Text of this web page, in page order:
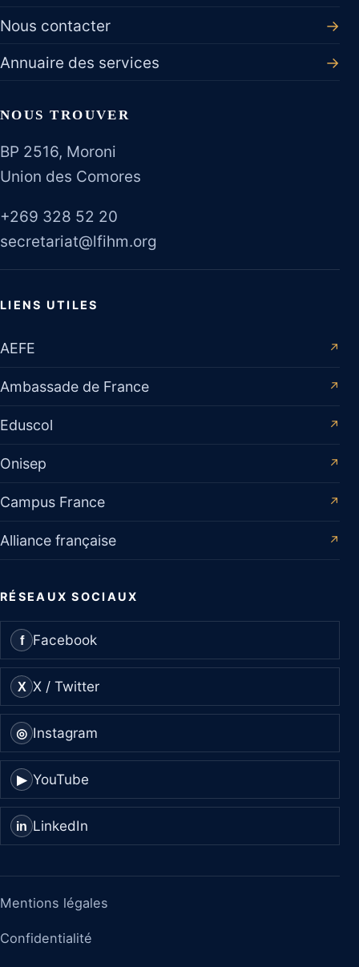
Nous contacter
→
Annuaire des services
→
NOUS TROUVER
BP 2516, Moroni
Union des Comores
+269 328 52 20
secretariat@lfihm.org
LIENS UTILES
AEFE ↗
Ambassade de France ↗
Eduscol ↗
Onisep ↗
Campus France ↗
Alliance française ↗
RÉSEAUX SOCIAUX
f Facebook
X X / Twitter
◎ Instagram
▶ YouTube
in LinkedIn
Mentions légales
Confidentialité